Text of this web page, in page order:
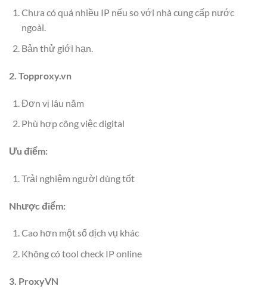
Chưa có quá nhiều IP nếu so với nhà cung cấp nước
ngoài.
Bản thử giới hạn.
2. Topproxy.vn
Đơn vị lâu năm
Phù hợp công việc digital
Ưu điểm:
Trải nghiệm người dùng tốt
Nhược điểm:
Cao hơn một số dịch vụ khác
Không có tool check IP online
3. ProxyVN